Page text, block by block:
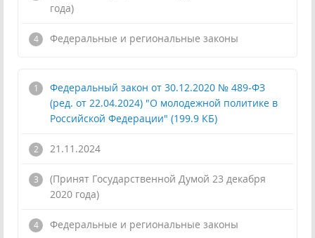
года)
Федеральные и региональные законы
Федеральный закон от 30.12.2020 № 489-ФЗ
(ред. от 22.04.2024) "О молодежной политике в
Российской Федерации" (199.9 КБ)
21.11.2024
(Принят Государственной Думой 23 декабря
2020 года)
Федеральные и региональные законы